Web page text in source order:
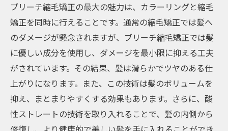
方
ブリーチ縮毛矯正後のケア方法と注意点
阪急沿線で人気のブリーチ縮毛矯正サロン
ブリーチ縮毛矯正で変わる髪質改善阪急沿線の
選び方
髪質改善を目指すためのサロン選びのポイ
ント
ブリーチ縮毛矯正の魅力とその効果
ブリーチ縮毛矯正の最大の魅力は、カラーリングと縮毛
矯正を同時に行えることです。通常の縮毛矯正では髪へ
のダメージが懸念されますが、ブリーチ縮毛矯正では髪
に優しい成分を使用し、ダメージを最小限に抑える工夫
がされています。その結果、髪は滑らかでツヤのある仕
上がりになります。また、この技術は髪のボリュームを
抑え、まとまりやすくする効果もあります。さらに、酸
性ストレートの技術を取り入れることで、髪の内側から